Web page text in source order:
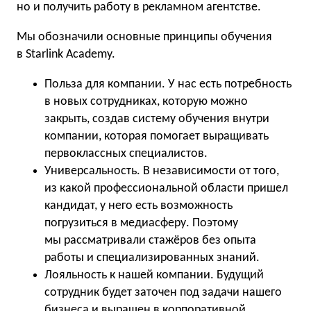
но и получить работу в рекламном агентстве.
Мы обозначили основные принципы обучения
в Starlink Academy.
Польза для компании. У нас есть потребность
в новых сотрудниках, которую можно
закрыть, создав систему обучения внутри
компании, которая помогает выращивать
первоклассных специалистов.
Универсальность. В независимости от того,
из какой профессиональной области пришел
кандидат, у него есть возможность
погрузиться в медиасферу. Поэтому
мы рассматривали стажёров без опыта
работы и специализированных знаний.
Лояльность к нашей компании. Будущий
сотрудник будет заточен под задачи нашего